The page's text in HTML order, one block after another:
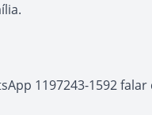
1197243-1592 falar